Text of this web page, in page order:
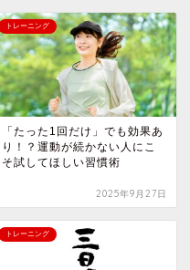
トレーニング
「たった1回だけ」でも効果あ
り！？運動が続かない人にこ
そ試してほしい習慣術
2025年9月27日
トレーニング